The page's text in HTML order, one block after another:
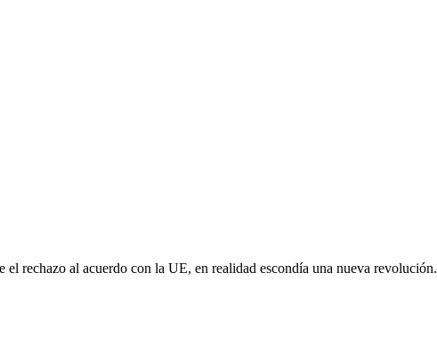
rechazo al acuerdo con la UE, en realidad escondía una nueva revolución.